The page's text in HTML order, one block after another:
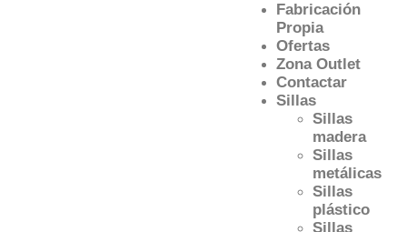
Fabricación
Propia
Ofertas
Zona Outlet
Contactar
Sillas
Sillas
madera
Sillas
metálicas
Sillas
plástico
Sillas